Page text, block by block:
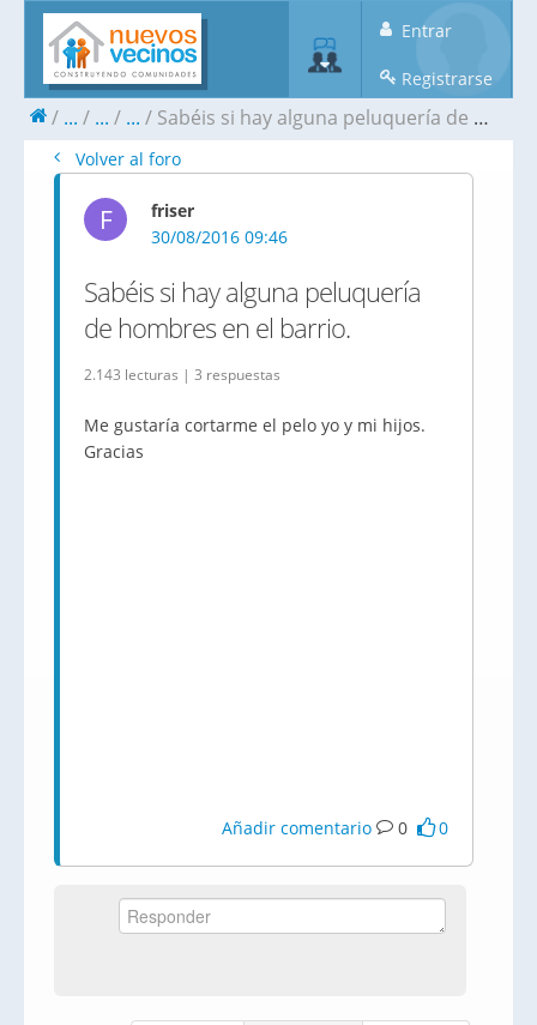
Entrar
Registrarse
... ... ... Sabéis si hay alguna peluquería de hombres en el barrio.
Volver al foro
F
friser
30/08/2016 09:46
Sabéis si hay alguna peluquería
de hombres en el barrio.
2.143 lecturas | 3 respuestas
Me gustaría cortarme el pelo yo y mi hijos.
Gracias
Añadir comentario 0 0